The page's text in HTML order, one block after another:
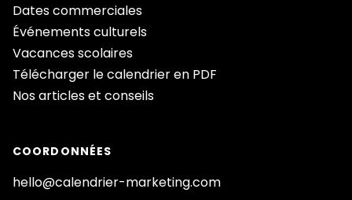
Dates commerciales
Événements culturels
Vacances scolaires
Télécharger le calendrier en PDF
Nos articles et conseils
COORDONNÉES
hello@calendrier-marketing.com